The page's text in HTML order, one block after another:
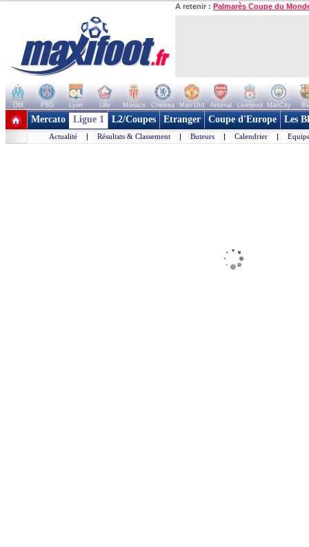
A retenir : Palmarès Coupe du
OM PSG Lyon Lille Monaco Chelsea Man Utd Arsenal Liverpool ManCity
+ de clubs
Mercato Ligue 1 L2/Coupes Etranger Coupe d'Europe Les
Actualité | Résultats & Classement | Buteurs | Calendrier |